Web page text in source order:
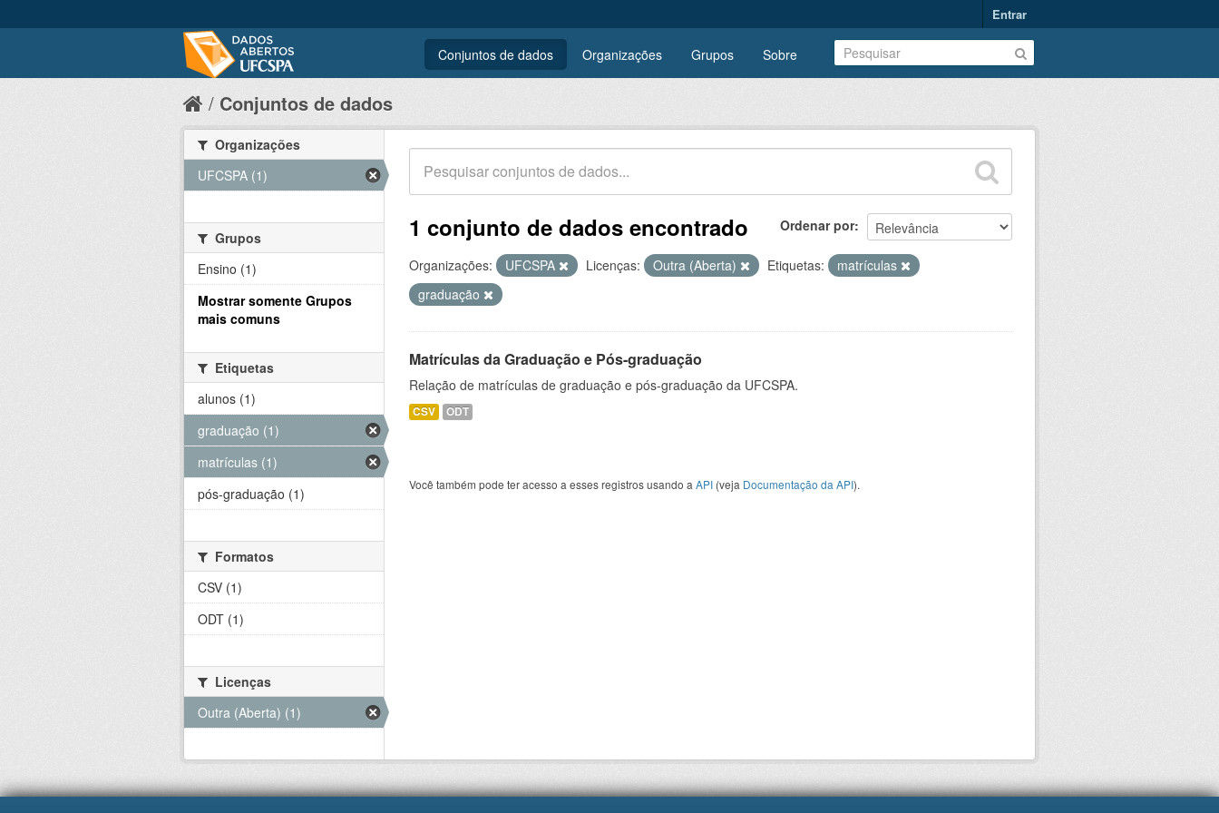
Entrar
Conjuntos de dados Organizações Grupos Sobre
Conjuntos de dados
Ordenar por
1 conjunto de dados encontrado
Organizações: UFCSPA Licenças: Outra (Aberta) Etiquetas:
matrículas
graduação
Matrículas da Graduação e Pós-graduação
Relação de matrículas de graduação e pós-graduação da UFCSPA.
CSV ODT
Você também pode ter acesso a esses registros usando a API (veja Documentação da API).
Organizações
UFCSPA (1)
Grupos
Ensino (1)
Mostrar somente Grupos
mais comuns
Etiquetas
alunos (1)
graduação (1)
matrículas (1)
pós-graduação (1)
Formatos
CSV (1)
ODT (1)
Licenças
Outra (Aberta) (1)